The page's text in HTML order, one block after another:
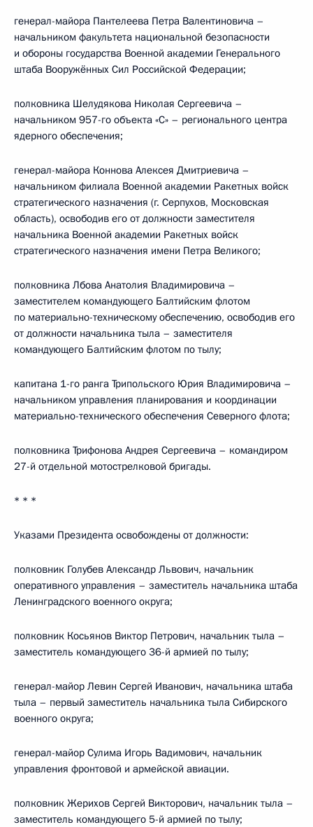
генерал-майора Пантелеева Петра Валентиновича –
начальником факультета национальной безопасности
и обороны государства Военной академии Генерального
штаба Вооружённых Сил Российской Федерации;
полковника Шелудякова Николая Сергеевича –
начальником 957-го объекта «С» – регионального центра
ядерного обеспечения;
генерал-майора Коннова Алексея Дмитриевича –
начальником филиала Военной академии Ракетных войск
стратегического назначения (г. Серпухов, Московская
область), освободив его от должности заместителя
начальника Военной академии Ракетных войск
стратегического назначения имени Петра Великого;
полковника Лбова Анатолия Владимировича –
заместителем командующего Балтийским флотом
по материально-техническому обеспечению, освободив его
от должности начальника тыла – заместителя
командующего Балтийским флотом по тылу;
капитана 1-го ранга Трипольского Юрия Владимировича –
начальником управления планирования и координации
материально-технического обеспечения Северного флота;
полковника Трифонова Андрея Сергеевича – командиром
27-й отдельной мотострелковой бригады.
* * *
Указами Президента освобождены от должности:
полковник Голубев Александр Львович, начальник
оперативного управления – заместитель начальника штаба
Ленинградского военного округа;
полковник Косьянов Виктор Петрович, начальник тыла –
заместитель командующего 36-й армией по тылу;
генерал-майор Левин Сергей Иванович, начальника штаба
тыла – первый заместитель начальника тыла Сибирского
военного округа;
генерал-майор Сулима Игорь Вадимович, начальник
управления фронтовой и армейской авиации.
полковник Жерихов Сергей Викторович, начальник тыла –
заместитель командующего 5-й армией по тылу;